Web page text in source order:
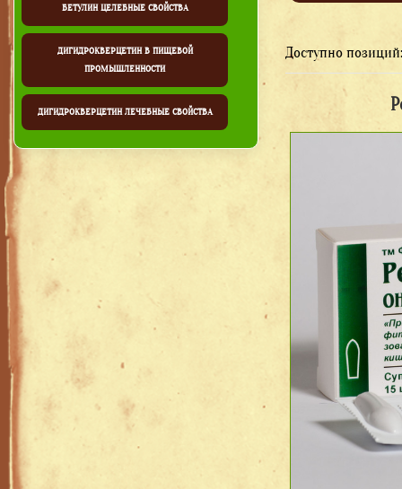
БЕТУЛИН ЦЕЛЕБНЫЕ СВОЙСТВА
ДИГИДРОКВЕРЦЕТИН В ПИЩЕВОЙ
ПРОМЫШЛЕННОСТИ
ДИГИДРОКВЕРЦЕТИН ЛЕЧЕБНЫЕ СВОЙСТВА
Доступно позиций